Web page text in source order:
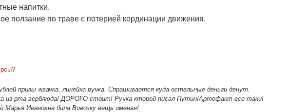
напитки.
ползание по траве с потерией кординации движения.
призы жвачка, линейка ручка. Спрашивается куда остальные деньги денут.
из рта верблюда! ДОРОГО стоит! Ручка кторой писал Путин!Артефакт все таки!
Марья Ивановна била Вовочку вещь именая!